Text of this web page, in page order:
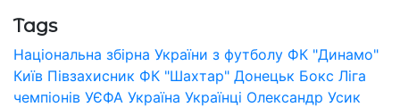
Tags
Національна збірна України з футболу ФК "Динамо"
Київ Півзахисник ФК "Шахтар" Донецьк Бокс Ліга
чемпіонів УЄФА Україна Українці Олександр Усик